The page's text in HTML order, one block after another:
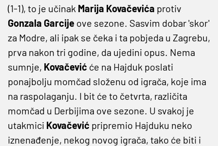
(1-1), to je učinak Marija Kovačevića protiv
Gonzala Garcije ove sezone. Sasvim dobar 'skor'
za Modre, ali ipak se čeka i ta pobjeda u Zagrebu,
prva nakon tri godine, da ujedini opus. Nema
sumnje, Kovačević će na Hajduk poslati
ponajbolju momčad složenu od igrača, koje ima
na raspolaganju. I bit će to četvrta, različita
momčad u Derbijima ove sezone. U svakoj je
utakmici Kovačević pripremio Hajduku neko
iznenađenje, nekog novog igrača, tako će biti i